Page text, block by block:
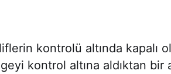
kontrolü altında kapalı
kontrol altına aldıktan bir